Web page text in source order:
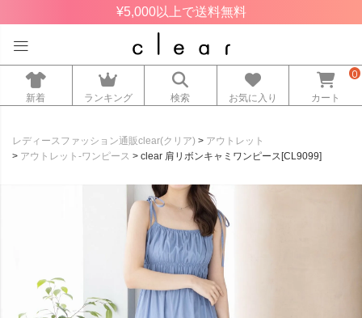
¥5,000以上で送料無料
新着 ランキング 検索 お気に入り カート
0
レディースファッション通販clear(クリア)
アウトレット
アウトレット-ワンピース
clear 肩リボンキャミワンピース[CL9099]